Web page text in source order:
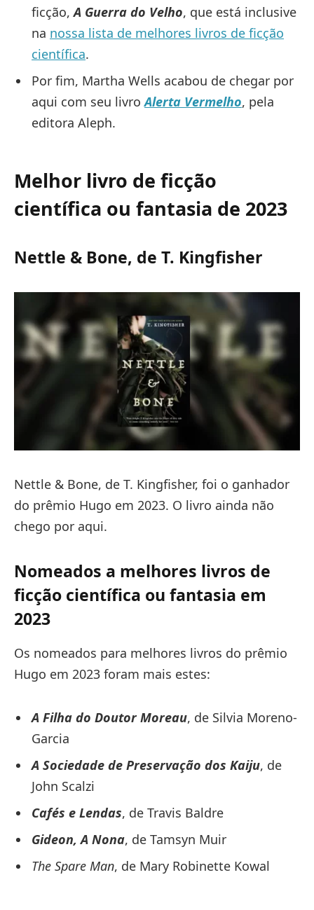
ficção,A Guerra do Velho, que está inclusive
na nossa lista de melhores livros de ficção
científica.
Por fim, Martha Wells acabou de chegar por
aqui com seu livroAlerta Vermelho, pela
editora Aleph.
Melhor livro de ficção
científica ou fantasia de 2023
Nettle & Bone, de T. Kingfisher
Nettle & Bone, de T. Kingfisher, foi o ganhador
do prêmio Hugo em 2023. O livro ainda não
chego por aqui.
Nomeados a melhores livros de
ficção científica ou fantasia em
2023
Os nomeados para melhores livros do prêmio
Hugo em 2023 foram mais estes:
A Filha do Doutor Moreau, de Silvia Moreno-
Garcia
A Sociedade de Preservação dos Kaiju, de
John Scalzi
Cafés e Lendas, de Travis Baldre
Gideon, A Nona, de Tamsyn Muir
The Spare Man, de Mary Robinette Kowal